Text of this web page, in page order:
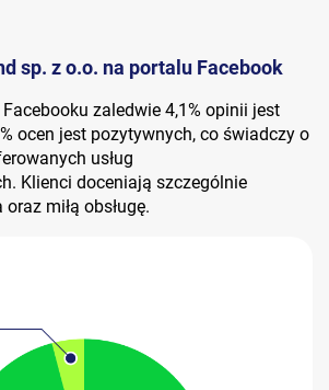
sp. z o.o. na portalu Facebook
zaledwie 4,1% opinii jest
ocen jest pozytywnych, co świadczy o
usług
Klienci doceniają szczególnie
miłą obsługę.